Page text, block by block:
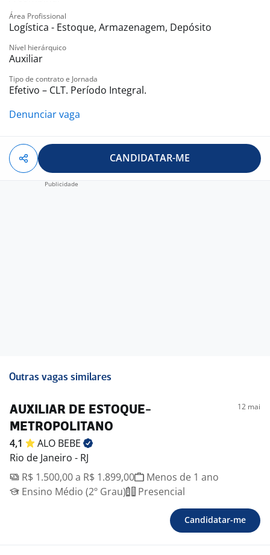
Junte-se a nós e faça parte de uma equipe dedicada
que se esforça para alcançar os melhores resultados.
um ambiente de trabalho acolhedor e desafiador.
Aguardamos ansiosamente por sua candidatura.
Área Profissional
Logística - Estoque, Armazenagem, Depósito
Nível hierárquico
Auxiliar
Tipo de contrato e Jornada
Efetivo – CLT. Período Integral.
Denunciar vaga
CANDIDATAR-ME
Outras vagas similares
AUXILIAR DE ESTOQUE-
METROPOLITANO
12 mai
4,1 ALO BEBE
Rio de Janeiro - RJ
R$ 1.500,00 a R$ 1.899,00
Menos de 1 ano
Ensino Médio (2º Grau)
Presencial
Candidatar-me